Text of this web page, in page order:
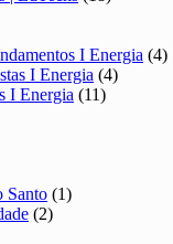
I Energia (4)
I Energia (4)
I Energia (11)
Santo (1)
(2)